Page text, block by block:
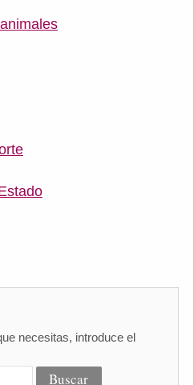
necesitas, introduce el